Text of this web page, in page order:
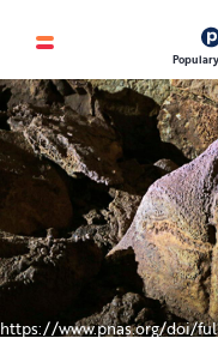
https://www.pnas.org/doi/